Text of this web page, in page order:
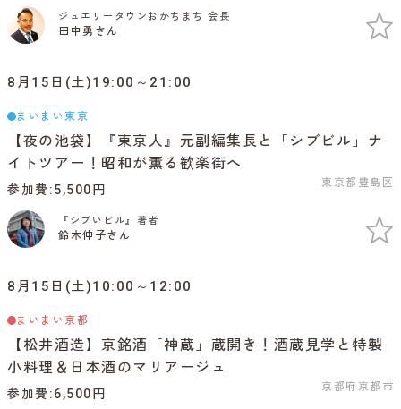
ジュエリータウンおかちまち 会長
田中勇さん
8月15日(土)19:00～21:00
まいまい東京
【夜の池袋】『東京人』元副編集長と「シブビル」ナ
イトツアー！昭和が薫る歓楽街へ
東京都豊島区
参加費 5,500円
『シブいビル』著者
鈴木伸子さん
8月15日(土)10:00～12:00
まいまい京都
【松井酒造】京銘酒「神蔵」蔵開き！酒蔵見学と特製
小料理＆日本酒のマリアージュ
京都府京都市
参加費 6,500円